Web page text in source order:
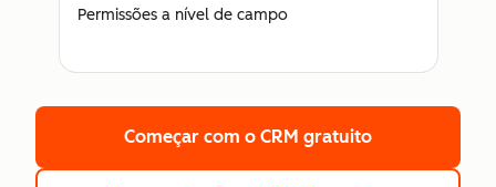
Permissões a nível de campo
Começar com o CRM gratuito